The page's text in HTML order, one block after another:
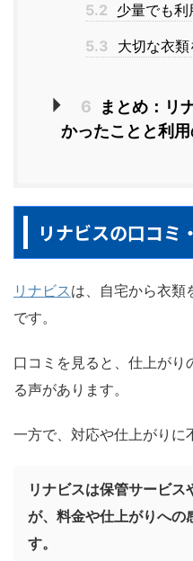
5.2 少量でも利
5.3 大切な衣
6
まとめ：リ
かったことと利
リナビスの口コミ
リナビスは、自宅から衣類
です。
口コミを見ると、仕上がり
る声があります。
一方で、対応や仕上がりに
リナビスは保管サービ
が、料金や仕上がりへの
す。